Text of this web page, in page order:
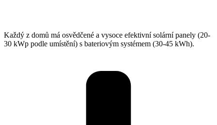
Každý z domů má osvědčené a vysoce efektivní solární panely (20-
30 kWp podle umístění) s bateriovým systémem (30-45 kWh).